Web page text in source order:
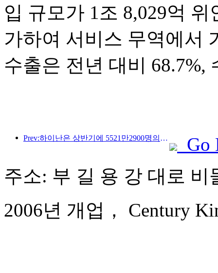
입 규모가 1조 8,029억
가하여 서비스 무역에서
수출은 전년 대비 68.7%,
Prev:하이난은 상반기에 5521만2900명의 관광객을 맞이했습니다.
Go
주소: 부 길 용 강 대로
2006년 개업， Century